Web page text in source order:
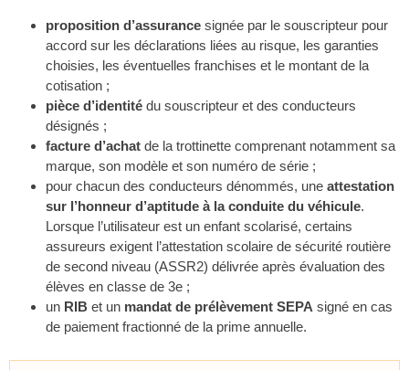
proposition d’assurance signée par le souscripteur pour
accord sur les déclarations liées au risque, les garanties
choisies, les éventuelles franchises et le montant de la
cotisation ;
pièce d’identité du souscripteur et des conducteurs
désignés ;
facture d’achat de la trottinette comprenant notamment sa
marque, son modèle et son numéro de série ;
pour chacun des conducteurs dénommés, une attestation
sur l’honneur d’aptitude à la conduite du véhicule.
Lorsque l’utilisateur est un enfant scolarisé, certains
assureurs exigent l’attestation scolaire de sécurité routière
de second niveau (ASSR2) délivrée après évaluation des
élèves en classe de 3e ;
un RIB et un mandat de prélèvement SEPA signé en cas
de paiement fractionné de la prime annuelle.